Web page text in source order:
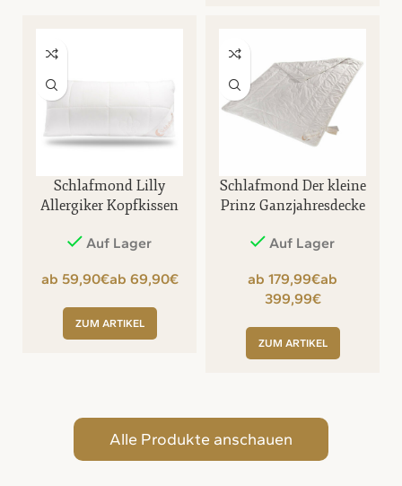
Schlafmond Lilly
Allergiker Kopfkissen
Auf Lager
€ €
ZUM ARTIKEL
Schlafmond Der kleine
Prinz Ganzjahresdecke
Auf Lager
€
€
ZUM ARTIKEL
Alle Produkte anschauen